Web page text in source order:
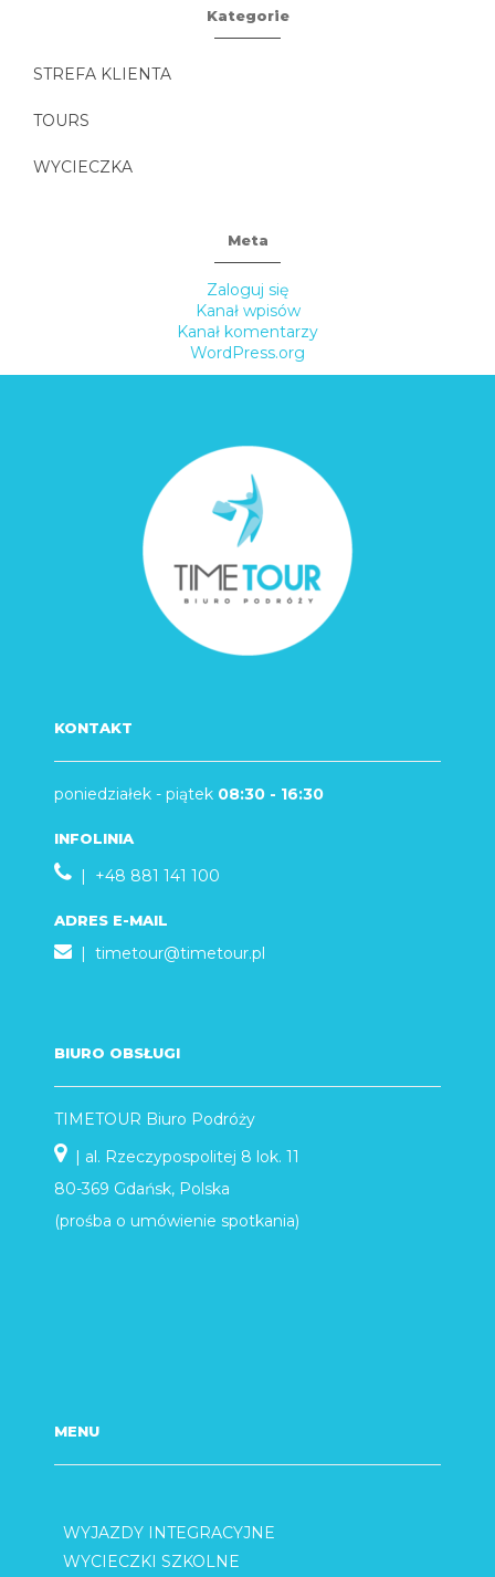
Kategorie
STREFA KLIENTA
TOURS
WYCIECZKA
Meta
Zaloguj się
Kanał wpisów
Kanał komentarzy
WordPress.org
KONTAKT
poniedziałek - piątek 08:30 - 16:30
INFOLINIA
| +48 881 141 100
ADRES E-MAIL
| timetour@timetour.pl
BIURO OBSŁUGI
TIMETOUR Biuro Podróży
| al. Rzeczypospolitej 8 lok. 11
80-369 Gdańsk, Polska
(prośba o umówienie spotkania)
MENU
WYJAZDY INTEGRACYJNE
WYCIECZKI SZKOLNE